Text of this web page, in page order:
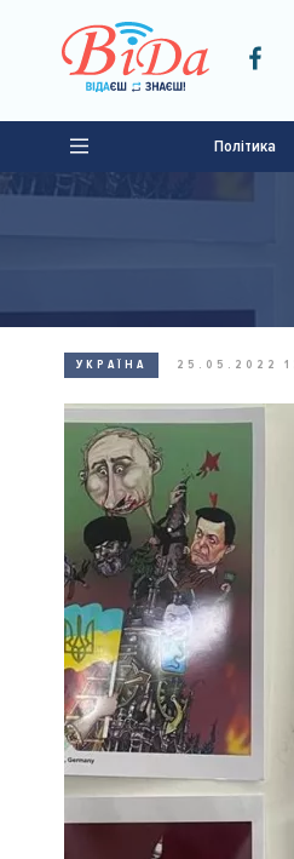
Політика
УКРАЇНА 25.05.2022